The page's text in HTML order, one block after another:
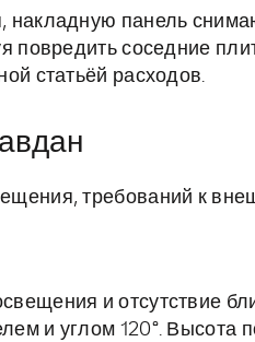
накладную панель
повредить соседние
статьёй расходов.
требований к
и отсутствие
и углом 120°. Высота